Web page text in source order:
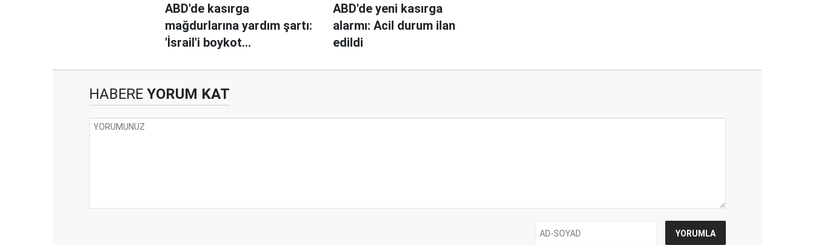
ABD'de kasırga
mağdurlarına yardım şartı:
'İsrail'i boykot
ABD'de yeni kasırga
alarmı: Acil durum ilan
edildi
HABERE YORUM KAT